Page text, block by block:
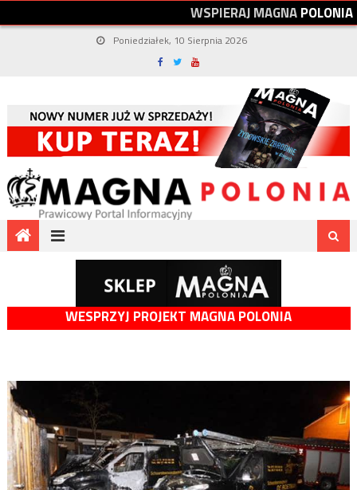
WSPIERAJMAGNAPOLONIA
Poniedziałek, 10 Sierpnia 2026
WESPRZYJ PROJEKT MAGNA POLONIA